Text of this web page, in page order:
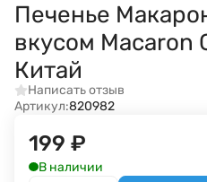
Печенье
вкусом Macaron
Китай
Написать отзыв
Артикул:820982
199 ₽
В наличии